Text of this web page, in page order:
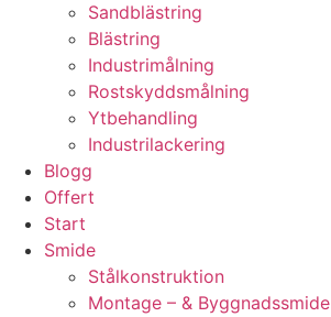
Sandblästring
Blästring
Industrimålning
Rostskyddsmålning
Ytbehandling
Industrilackering
Blogg
Offert
Start
Smide
Stålkonstruktion
Montage – & Byggnadssmide